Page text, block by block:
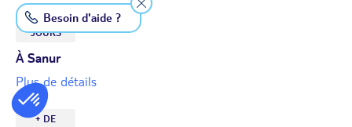
+ DE
JOURS
À Sanur
Plus de détails
+ DE
Besoin d'aide ?